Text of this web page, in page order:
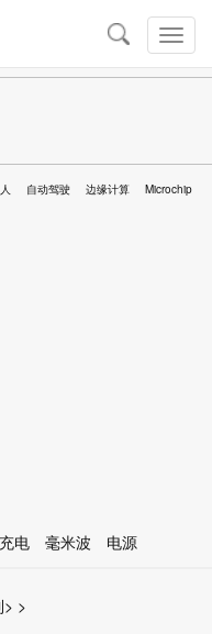
切
换
导
导
航
自动驾驶 边缘计算 Microchip
电 毫米波
电源
> >